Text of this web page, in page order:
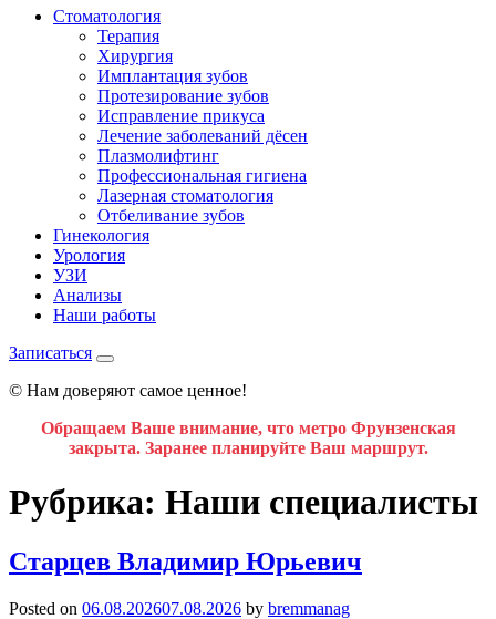
Стоматология
Терапия
Хирургия
Имплантация зубов
Протезирование зубов
Исправление прикуса
Лечение заболеваний дёсен
Плазмолифтинг
Профессиональная гигиена
Лазерная стоматология
Отбеливание зубов
Гинекология
Урология
УЗИ
Анализы
Наши работы
Записаться
© Нам доверяют самое ценное!
Обращаем Ваше внимание, что метро Фрунзенская
закрыта. Заранее планируйте Ваш маршрут.
Рубрика: Наши специалисты
Старцев Владимир Юрьевич
Posted on 06.08.202607.08.2026 by bremmanag